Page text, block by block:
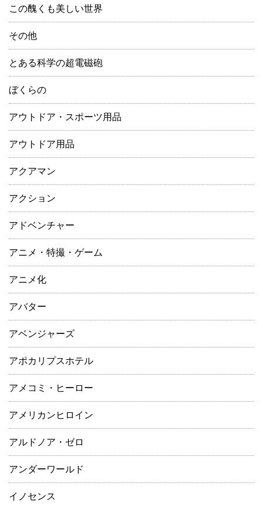
この醜くも美しい世界
その他
とある科学の超電磁砲
ぼくらの
アウトドア・スポーツ用品
アウトドア用品
アクアマン
アクション
アドベンチャー
アニメ・特撮・ゲーム
アニメ化
アバター
アベンジャーズ
アポカリプスホテル
アメコミ・ヒーロー
アメリカンヒロイン
アルドノア・ゼロ
アンダーワールド
イノセンス